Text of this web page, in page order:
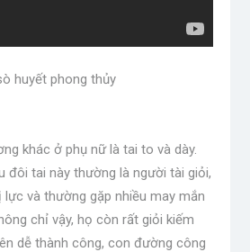
huyết phong thủy
khác ở phụ nữ là tai to và dày.
đôi tai này thường là người tài giỏi,
và thường gặp nhiều may mắn
chỉ vậy, họ còn rất giỏi kiếm
dễ thành công, con đường công